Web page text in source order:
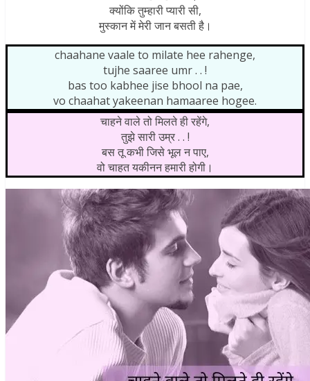
क्योंकि तुम्हारी प्यारी सी,
मुस्कान में मेरी जान बसती है।
chaahane vaale to milate hee rahenge,
tujhe saaree umr . . !
bas too kabhee jise bhool na pae,
vo chaahat yakeenan hamaaree hogee.
चाहने वाले तो मिलते ही रहेंगे,
तुझे सारी उम्र . . !
बस तू कभी जिसे भूल न पाए,
वो चाहत यकीनन हमारी होगी।